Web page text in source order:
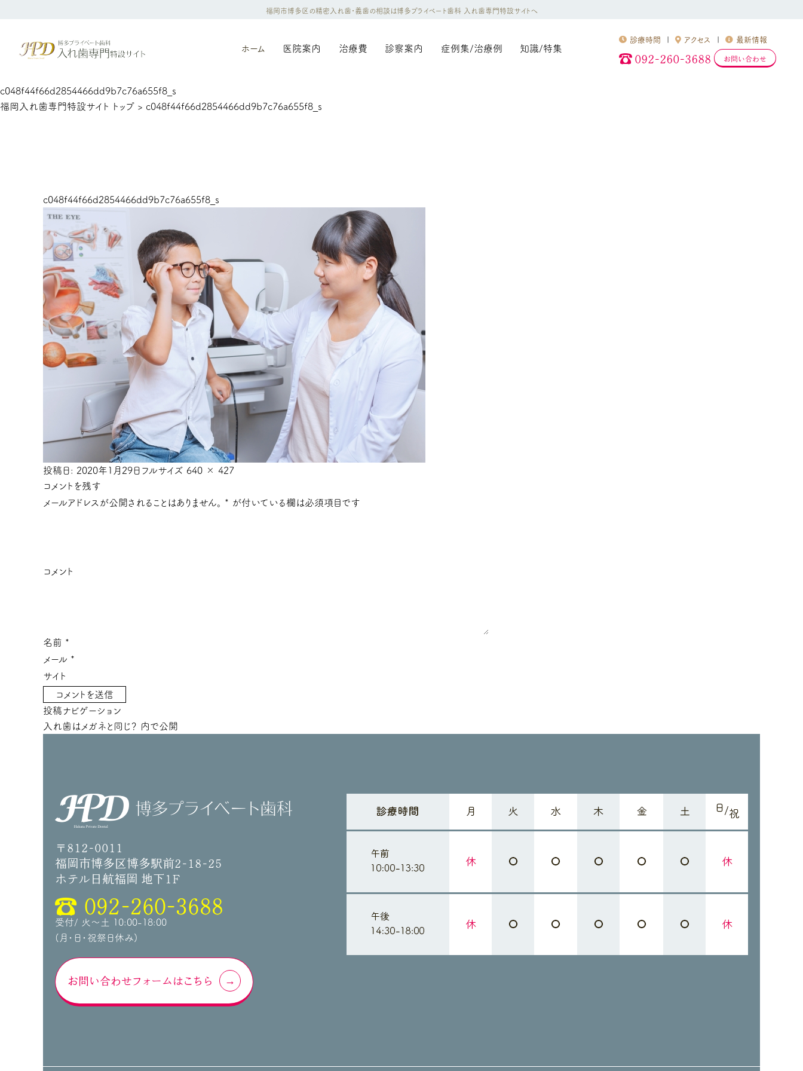
福岡市博多区の精密入れ歯・義歯の相談は博多プライベート歯科 入れ歯専門特設サイトへ
ホーム 医院案内 治療費 診察案内 症例集/治療例 知識/特集
診療時間 アクセス 最新情報
092-260-3688 お問い合わせ
c048f44f66d2854466dd9b7c76a655f8_s
福岡入れ歯専門特設サイト トップ > c048f44f66d2854466dd9b7c76a655f8_s
c048f44f66d2854466dd9b7c76a655f8_s
投稿日: 2020年1月29日 フルサイズ 640 × 427
コメントを残す
メールアドレスが公開されることはありません。
* が付いている欄は必須項目です
コメント
名前 *
メール *
サイト
投稿ナビゲーション
入れ歯はメガネと同じ？ 内で公開
〒812-0011
福岡市博多区博多駅前2-18-25
ホテル日航福岡 地下1F
092-260-3688
受付/ 火～土 10:00-18:00
(月・日・祝祭日休み)
お問い合わせフォームはこちら